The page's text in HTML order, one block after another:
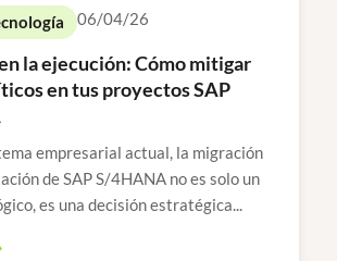
06/04/26
la ejecución: Cómo mitigar
en tus proyectos SAP
empresarial actual, la migración
de SAP S/4HANA no es solo un
es una decisión estratégica...